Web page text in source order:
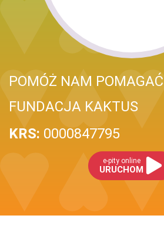
POMÓŻ NAM
FUNDACJA KAKTUS
KRS: 0000847795
e-pity online
URUCHOM